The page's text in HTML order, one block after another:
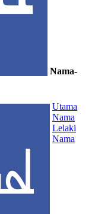
Nama-
Utama
Nama
Lelaki
Nama